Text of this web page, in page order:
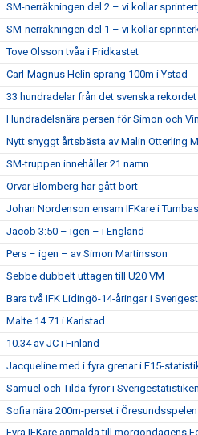
SM-nerräkningen del 2 – vi kollar
SM-nerräkningen del 1 – vi kollar
Tove Olsson tvåa i Fridkastet
Carl-Magnus Helin sprang 100m i Ystad
33 hundradelar från det svenska rekordet
Hundradelsnära persen för Simon och
Nytt snyggt årtsbästa av Malin Otterling
SM-truppen innehåller 21 namn
Orvar Blomberg har gått bort
Johan Nordenson ensam IFKare i
Jacob 3:50 – igen – i England
Pers – igen – av Simon Martinsson
Sebbe dubbelt uttagen till U20 VM
Bara två IFK Lidingö-14-åringar i
Malte 14.71 i Karlstad
10.34 av JC i Finland
Jacqueline med i fyra grenar i F15-
Samuel och Tilda fyror i Sverigestatistiken
Sofia nära 200m-perset i Öresundsspelen
Fyra IFKare anmälda till morgondagens